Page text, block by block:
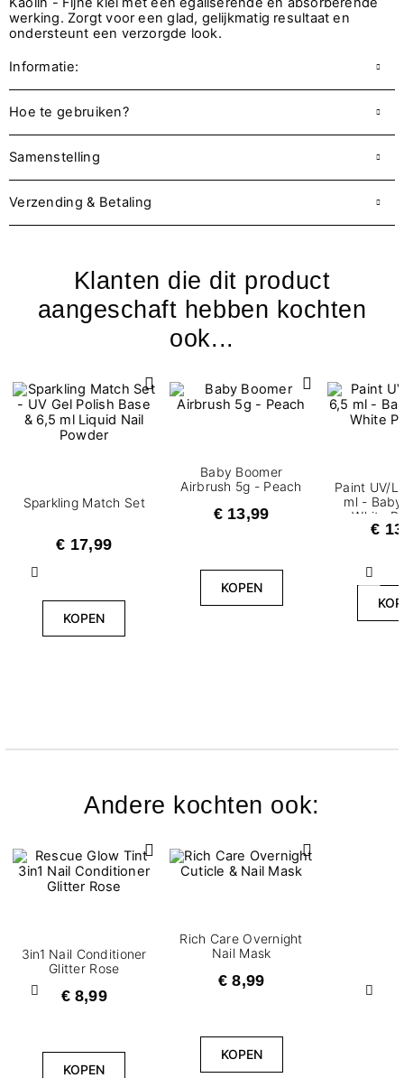
werking. Zorgt voor een glad, gelijkmatig resultaat en
ondersteunt een verzorgde look.
Informatie:
Hoe te gebruiken?
Samenstelling
Verzending & Betaling
Klanten die dit product
aangeschaft hebben kochten
ook...
Vorige
Sparkling Match Set
€ 17,99
KOPEN
Baby Boomer
Airbrush 5g - Peach
€ 13,99
KOPEN
Paint UV/
ml -
White
€
Andere kochten ook:
Vorige
3in1 Nail Conditioner​
Glitter Rose
€ 8,99
KOPEN
Rich Care Overnight
Nail Mask
€ 8,99
KOPEN